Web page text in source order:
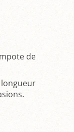
de
longueur